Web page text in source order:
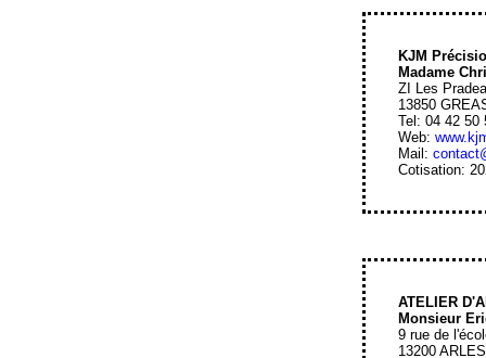
KJM
Madame
ZI Les
13850
Tel: 04 42 50
Web:
Mail:
Cotisation:
ATELIER
Monsieur
9 rue de
13200 ARLES